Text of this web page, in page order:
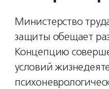
Министерство
защиты обещает
Концепцию
условий